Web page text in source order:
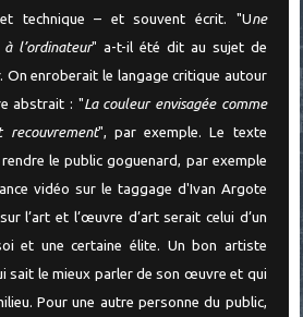
technique – et souvent écrit. "Une
l’ordinateur" a-t-il été dit au sujet de
On enroberait le langage critique autour
abstrait : "La couleur envisagée comme
", par exemple. Le texte
le public goguenard, par exemple
vidéo sur le taggage d'Ivan Argote
l’art et l’œuvre d’art serait celui d’un
et une certaine élite. Un bon artiste
sait le mieux parler de son œuvre et qui
Pour une autre personne du public,